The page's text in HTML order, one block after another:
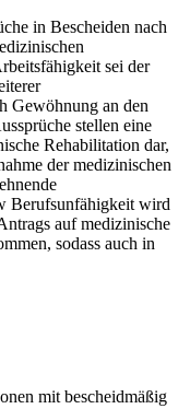
in Bescheiden nach
sei der
Gewöhnung an den
stellen eine
Rehabilitation dar,
der medizinischen
Berufsunfähigkeit wird
auf medizinische
sodass auch in
mit bescheidmäßig